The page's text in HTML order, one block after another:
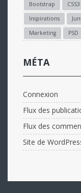
Bootstrap CSS3
Inspirations
Marketing
PSD
MÉTA
Connexion
Flux des
Flux des
Site de